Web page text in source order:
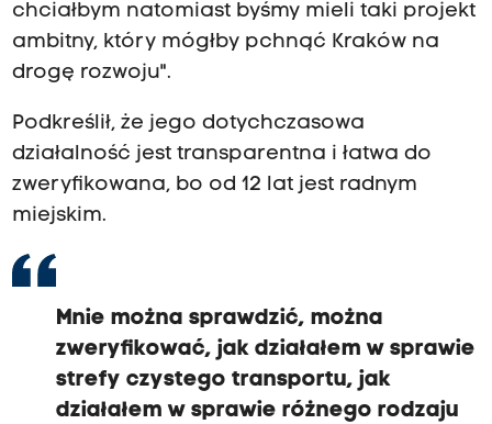
chciałbym natomiast byśmy mieli taki projekt
ambitny, który mógłby pchnąć Kraków na
drogę rozwoju".
Podkreślił, że jego dotychczasowa
działalność jest transparentna i łatwa do
zweryfikowana, bo od 12 lat jest radnym
miejskim.
Mnie można sprawdzić, można
zweryfikować, jak działałem w sprawie
strefy czystego transportu, jak
działałem w sprawie różnego rodzaju